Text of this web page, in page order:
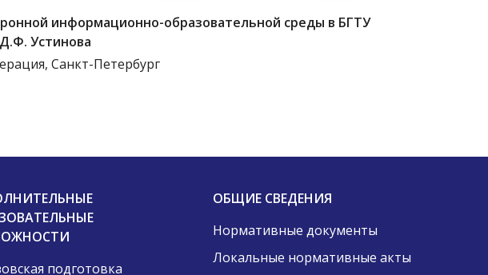
информационно-образовательной среды в БГТУ
Устинова
Санкт-Петербург
подготовка
ОБЩИЕ СВЕДЕНИЯ
Нормативные документы
Локальные нормативные акты